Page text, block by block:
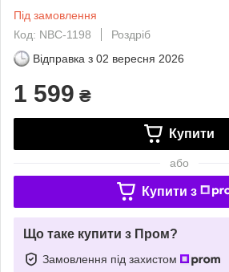
Під замовлення
Код: NBC-1198
Роздріб
Відправка з 02 вересня 2026
1 599 ₴
Купити
або
Купити з
Що таке купити з Пром?
Замовлення під захистом